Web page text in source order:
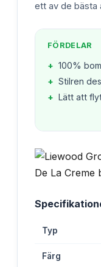
ett av de bästa
FÖRDELAR
+ 100%
+ Stilren
+ Lätt att
Typ
Färg